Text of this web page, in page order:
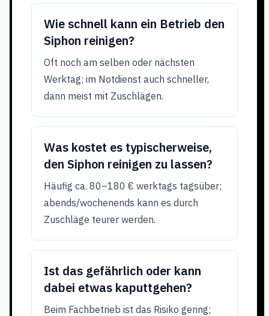
Wie schnell kann ein Betrieb den
Siphon reinigen?
Oft noch am selben oder nächsten
Werktag; im Notdienst auch schneller,
dann meist mit Zuschlägen.
Was kostet es typischerweise,
den Siphon reinigen zu lassen?
Häufig ca. 80–180 € werktags tagsüber;
abends/wochenends kann es durch
Zuschläge teurer werden.
Ist das gefährlich oder kann
dabei etwas kaputtgehen?
Beim Fachbetrieb ist das Risiko gering;